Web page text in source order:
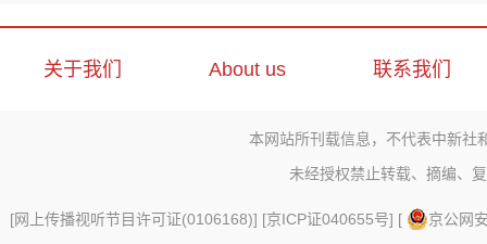
关于我们 About us 联系我们
本网站所刊载信息，不代表中新社
未经授权禁止转载、摘编、
[网上传播视听节目许可证(0106168)] [京ICP证040655号] [
京公网